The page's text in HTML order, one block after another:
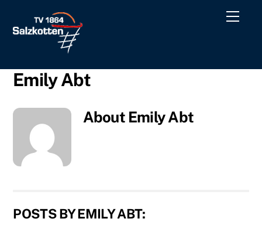
content
Menu
Emily Abt
About Emily Abt
POSTS BY EMILY ABT: